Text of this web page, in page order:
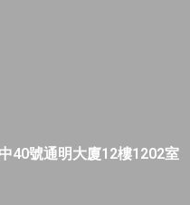
40號通明大廈12樓1202室